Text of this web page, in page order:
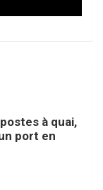
à quai,
port en